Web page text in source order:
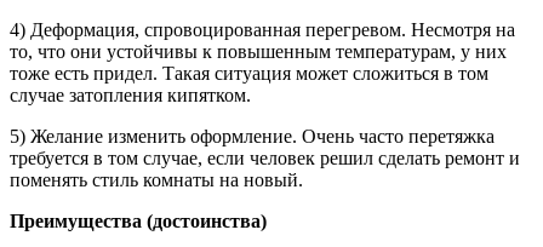
4) Деформация, спровоцированная перегревом. Несмотря на
то, что они устойчивы к повышенным температурам, у них
тоже есть придел. Такая ситуация может сложиться в том
случае затопления кипятком.
5) Желание изменить оформление. Очень часто перетяжка
требуется в том случае, если человек решил сделать ремонт и
поменять стиль комнаты на новый.
Преимущества (достоинства)